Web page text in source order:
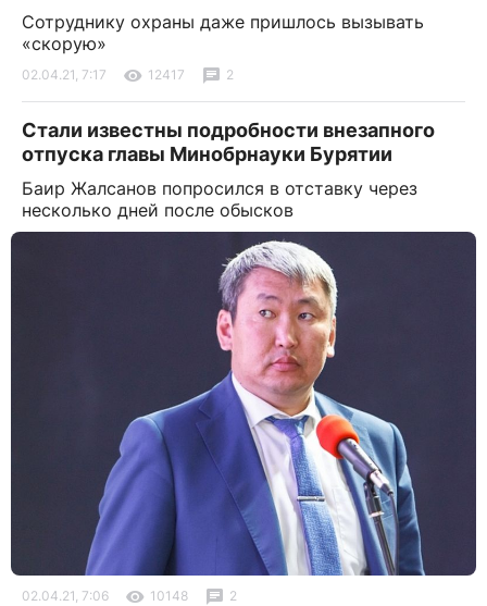
Сотруднику охраны даже пришлось вызывать
«скорую»
02.04.21, 7:17 12417 2
Стали известны подробности внезапного
отпуска главы Минобрнауки Бурятии
Баир Жалсанов попросился в отставку через
несколько дней после обысков
02.04.21, 7:06 10148 2